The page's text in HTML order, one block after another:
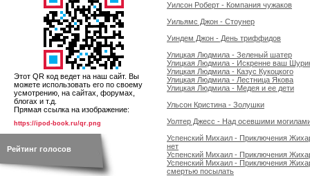
Этот QR код ведет на наш сайт. Вы
можете использовать его по своему
усмотрению, на сайтах, форумах,
блогах и т.д.
Прямая ссылка на изображение:
https://ipod-book.ru/qr.png
Рейтинг голосов
Уилсон Роберт - Компания чужаков
Уильямс Джон - Стоунер
Уиндем Джон - День триффидов
Улицкая Людмила - Зеленый шатер
Улицкая Людмила - Искренне ваш
Улицкая Людмила - Казус Кукоцкого
Улицкая Людмила - Лестница Якова
Улицкая Людмила - Медея и ее дети
Ульсон Кристина - Золушки
Уолтер Джесс - Над осевшими
Успенский Михаил - Приключения
нет
Успенский Михаил - Приключения
Успенский Михаил - Приключения
смертью посылать